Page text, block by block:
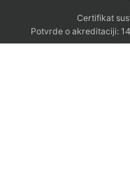
Certifikat
Potvrde o akreditaciji: